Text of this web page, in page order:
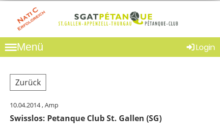
Menü Login
Zurück
10.04.2014, Amp
Swisslos: Petanque Club St. Gallen (SG)